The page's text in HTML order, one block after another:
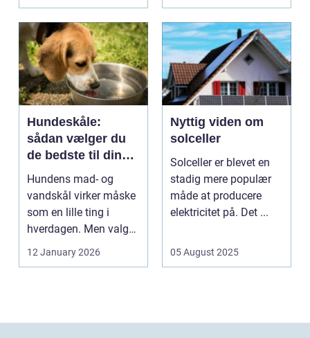
Hundeskåle:
sådan vælger du
de bedste til din
hund
Hundens mad- og
vandskål virker måske
som en lille ting i
hverdagen. Men valg
af sk&arin...
12 January 2026
Nyttig viden om
solceller
Solceller er blevet en
stadig mere populær
måde at producere
elektricitet på. Det ...
05 August 2025